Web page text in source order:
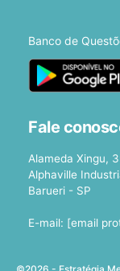
Banco de
Fale
Alameda Xingu,
Alphaville
Barueri - SP
E-mail: [email